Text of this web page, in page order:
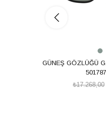
GÜNEŞ GÖZLÜĞÜ
₺17.268,00